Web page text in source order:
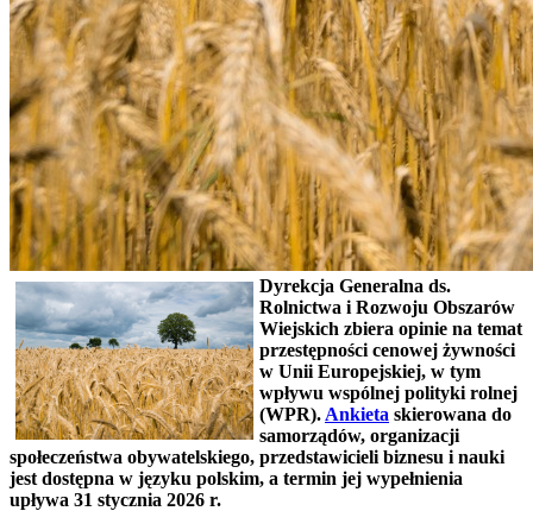
Dyrekcja Generalna ds.
Rolnictwa i Rozwoju Obszarów
Wiejskich zbiera opinie na temat
przestępności cenowej żywności
w Unii Europejskiej, w tym
wpływu wspólnej polityki rolnej
(WPR). Ankieta skierowana do
samorządów, organizacji
społeczeństwa obywatelskiego, przedstawicieli biznesu i nauki
jest dostępna w języku polskim, a termin jej wypełnienia
upływa 31 stycznia 2026 r.